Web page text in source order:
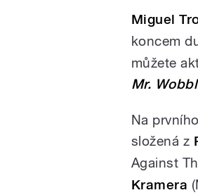
Miguel
koncem
můžete
Mr.
Na
složená z
Against
Kramera